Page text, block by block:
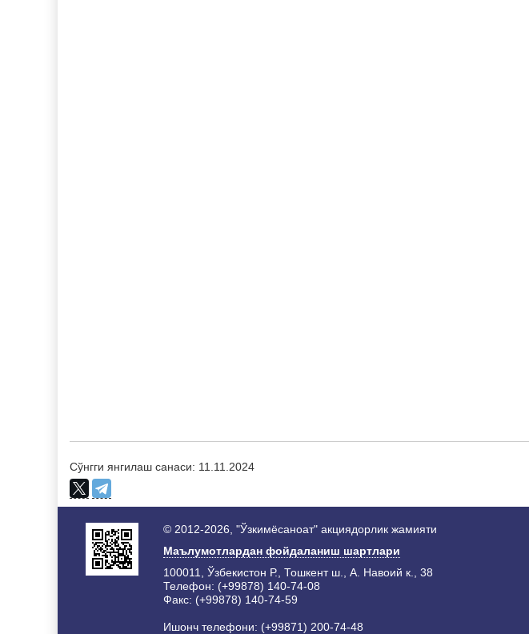
Сўнгги янгилаш санаси: 11.11.2024
© 2012-2026, "Ўзкимёсаноат" акциядорлик жамияти
Маълумотлардан фойдаланиш шартлари
100011, Ўзбекистон Р., Тошкент ш., А. Навоий к., 38
Телефон: (+99878) 140-74-08
Факс: (+99878) 140-74-59
Ишонч телефони: (+99871) 200-74-48